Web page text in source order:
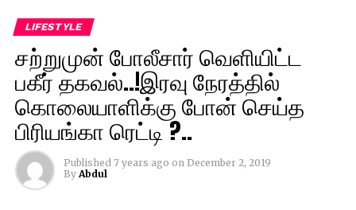
LIFESTYLE
சற்றுமுன் போலீசார் வெளியிட்ட
பகீர் தகவல்..!இரவு நேரத்தில்
கொலையாளிக்கு போன் செய்த
பிரியங்கா ரெட்டி ?..
Published 7 years ago on December 2, 2019
By Abdul